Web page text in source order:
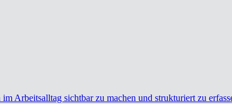
Arbeitsalltag sichtbar zu machen und strukturiert zu